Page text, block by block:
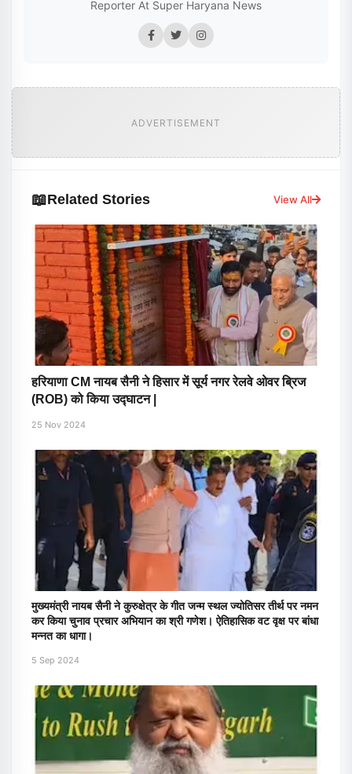
Reporter At Super Haryana News
ADVERTISEMENT
📖Related Stories View All
हरियाणा CM नायब सैनी ने हिसार में सूर्य नगर रेलवे ओवर ब्रिज
(ROB) को किया उद्घाटन |
25 Nov 2024
मुख्यमंत्री नायब सैनी ने कुरुक्षेत्र के गीत जन्म स्थल ज्योतिसर तीर्थ पर नमन
कर किया चुनाव प्रचार अभियान का श्री गणेश। ऐतिहासिक वट वृक्ष पर बांधा
मन्नत का धागा।
5 Sep 2024